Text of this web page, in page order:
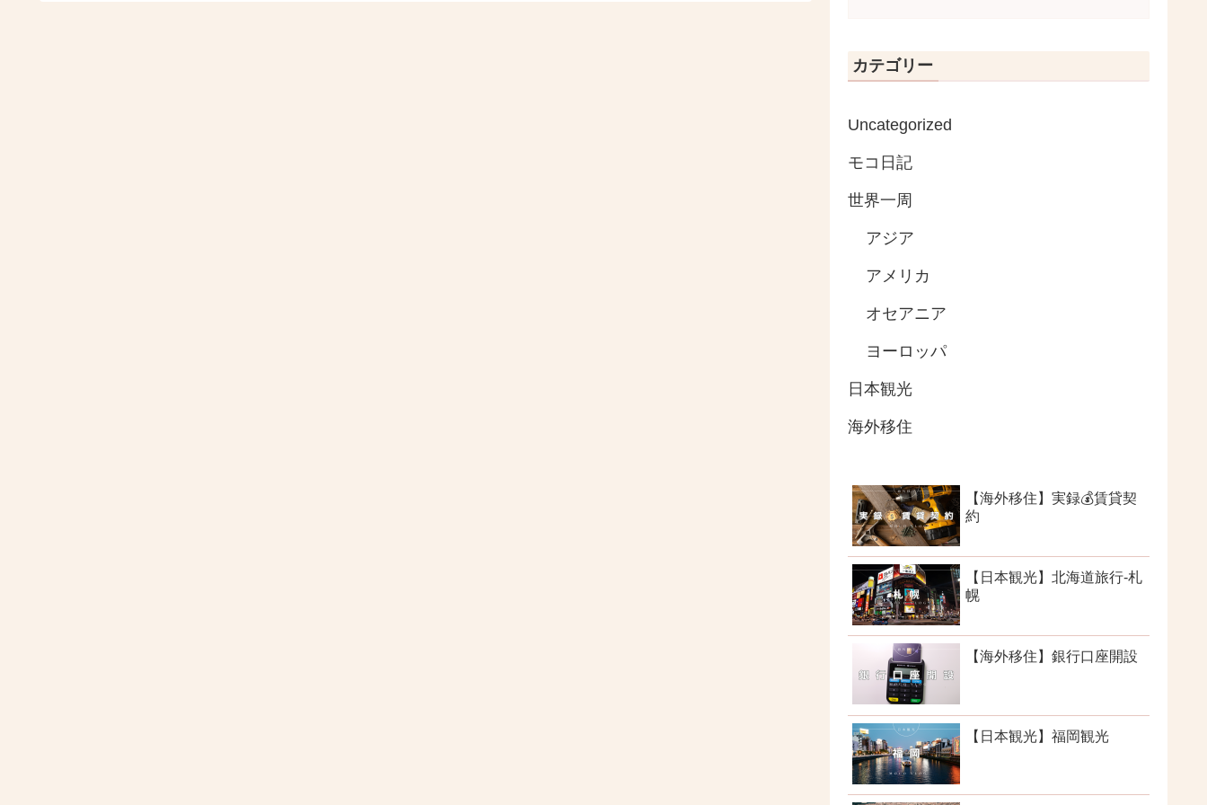
カテゴリー
Uncategorized
モコ日記
世界一周
アジア
アメリカ
オセアニア
ヨーロッパ
日本観光
海外移住
【海外移住】実録💰賃貸契
約
【日本観光】北海道旅行-札
幌
【海外移住】銀行口座開設
【日本観光】福岡観光